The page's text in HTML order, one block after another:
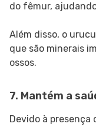
do fêmur,
Além disso, o
que são minerais
ossos.
7. Mantém a
Devido à